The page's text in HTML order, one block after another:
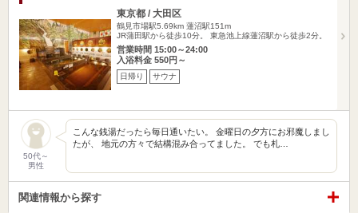
東京都 / 大田区
鶴見市場駅5.69km 蓮沼駅151m
JR蒲田駅から徒歩10分。 東急池上線蓮沼駅から徒歩2分。
営業時間 15:00～24:00
入浴料金 550円～
日帰り サウナ
50代～
男性
こんな銭湯だったら毎日通いたい。 金曜日の夕方にお邪魔しまし
たが、 地元の方々で結構混み合ってました。 でも札…
関連情報から探す